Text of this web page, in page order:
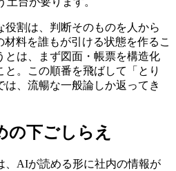
割は、判断そのものを人から
料を誰もが引ける状態を作るこ
とは、まず図面・帳票を構造化
。この順番を飛ばして「とり
、流暢な一般論しか返ってき
の下ごしらえ
、AIが読める形に社内の情報が